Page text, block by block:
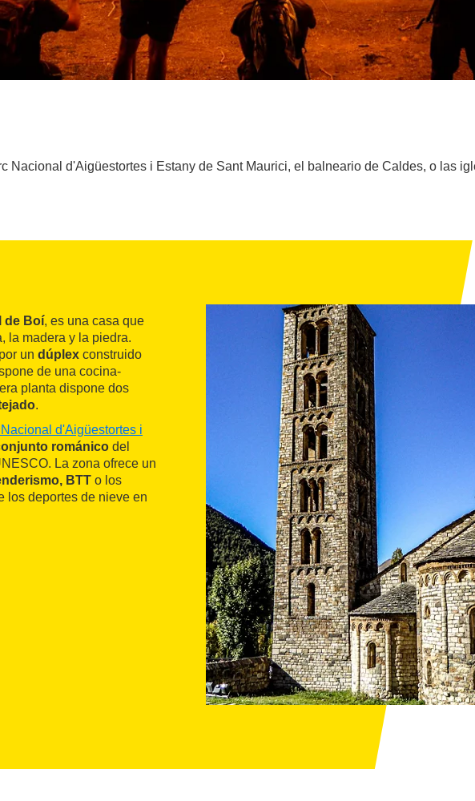
Nacional d'Aigüestortes i Estany de Sant Maurici, el balneario de Caldes, o las
de Boí, es una casa que
la madera y la piedra.
un dúplex construido
de una cocina-
planta dispone dos
.
d'Aigüestortes i
románico del
La zona ofrece un
BTT o los
los deportes de nieve en